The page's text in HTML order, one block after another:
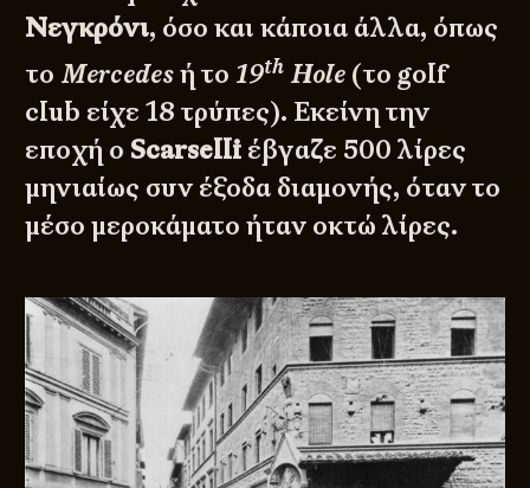
Νεγκρόνι, όσο και κάποια άλλα, όπως
το Mercedesή το 19th Hole (το golf
club είχε 18 τρύπες). Εκείνη την
εποχή ο Scarselli έβγαζε 500 λίρες
μηνιαίως συν έξοδα διαμονής, όταν το
μέσο μεροκάματο ήταν οκτώ λίρες.